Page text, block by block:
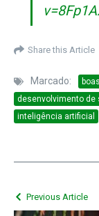
Share this Article
Marcado:
desenvolvimento de
inteligência artificial
Previous Article